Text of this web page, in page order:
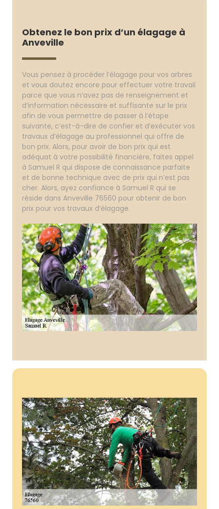
Obtenez le bon prix d’un élagage à
Anveville
Vous pensez à procéder l’élagage pour vos arbres
et vous doutez encore pour effectuer votre travail
parce que vous n’avez pas de renseignement et
d’information nécessaire et suffisante sur le prix
afin de vous permettre de passer à l’étape
suivante, c’est-à-dire de confier et d’exécuter vos
travaux d’élagage au professionnel qui offre de
bon prix. Alors, pour avoir de bon prix qui est
adéquat à votre possibilité financière, faites appel
à Samuel R qui dispose de connaissance parfaite
et de bonne technique avec de prix qui n’est pas
cher. Alors, ayez confiance à Samuel R qui se
réside dans Anveville 76560 pour obtenir de bon
prix pour vos travaux d’élagage.